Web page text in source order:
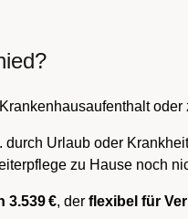
durch Urlaub oder
zu Hause noch
3.539 €, der flexibel für